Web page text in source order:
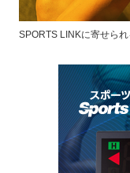
SPORTS LINKに寄せら